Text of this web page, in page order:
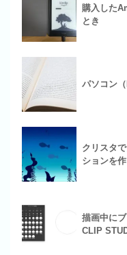
購入した
とき
パソコン
クリスタ
ションを
描画中に
CLIP